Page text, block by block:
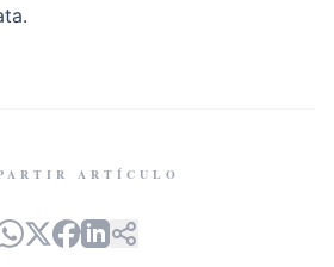
ARTÍCULO